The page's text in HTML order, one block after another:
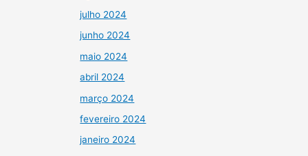
julho 2024
junho 2024
maio 2024
abril 2024
março 2024
fevereiro 2024
janeiro 2024